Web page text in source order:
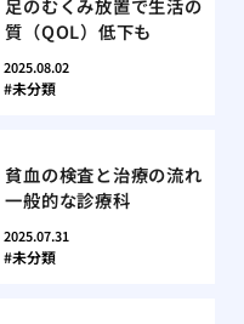
質（QOL）低下も
2025.08.02
未分類
貧血の検査と治療の流れ
一般的な診療科
2025.07.31
未分類